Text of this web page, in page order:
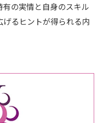
の実情と自身のスキル
るヒントが得られる内